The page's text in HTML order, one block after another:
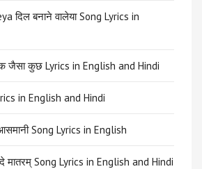
दिल बनाने वालेया Song Lyrics in
जैसा कुछ Lyrics in English and Hindi
in English and Hindi
Song Lyrics in English
मातरम् Song Lyrics in English and Hindi